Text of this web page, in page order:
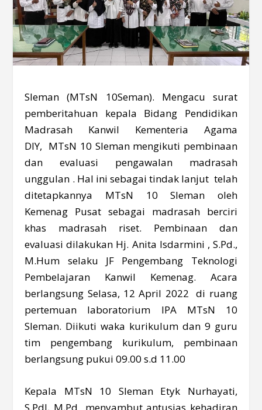
Sleman (MTsN 10Seman). Mengacu surat
pemberitahuan kepala Bidang Pendidikan
Madrasah Kanwil Kementeria Agama
DIY, MTsN 10 Sleman mengikuti pembinaan
dan evaluasi pengawalan madrasah
unggulan . Hal ini sebagai tindak lanjut telah
ditetapkannya MTsN 10 Sleman oleh
Kemenag Pusat sebagai madrasah berciri
khas madrasah riset. Pembinaan dan
evaluasi dilakukan Hj. Anita Isdarmini , S.Pd.,
M.Hum selaku JF Pengembang Teknologi
Pembelajaran Kanwil Kemenag. Acara
berlangsung Selasa, 12 April 2022 di ruang
pertemuan laboratorium IPA MTsN 10
Sleman. Diikuti waka kurikulum dan 9 guru
tim pengembang kurikulum, pembinaan
berlangsung pukui 09.00 s.d 11.00
Kepala MTsN 10 Sleman Etyk Nurhayati,